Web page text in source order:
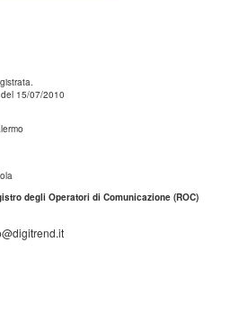
15/07/2010
degli Operatori di Comunicazione (ROC)